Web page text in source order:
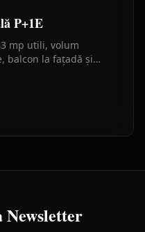
P+1E
mp utili, volum
balcon la fațadă și
Newsletter